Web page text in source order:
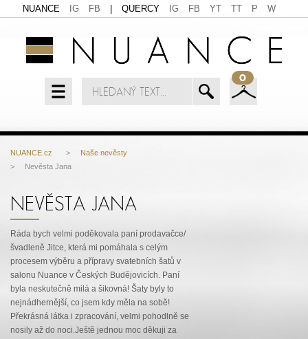
NUANCE IG FB QUERCY IG FB YT TT P W
0
NUANCE.cz > Naše nevěsty
> Nevěsta Jana
NEVĚSTA JANA
Ráda bych velmi poděkovala paní prodavačce/
švadleně Jitce, která mi pomáhala s celým
procesem výběru a přípravy svatebních šatů v
salonu Nuance v Českých Budějovicích. Paní
byla neskutečně milá a šikovná! Šaty byly to
nejnádhernější, co jsem kdy měla na sobě!
Překrásná látka i zpracování, velmi pohodlně se
nosily až do noci.Ještě jednou moc děkuji za